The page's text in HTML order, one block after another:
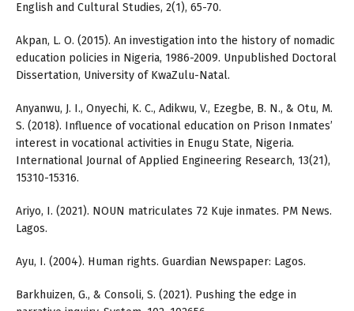
English and Cultural Studies, 2(1), 65-70.
Akpan, L. O. (2015). An investigation into the history of nomadic
education policies in Nigeria, 1986-2009. Unpublished Doctoral
Dissertation, University of KwaZulu-Natal.
Anyanwu, J. I., Onyechi, K. C., Adikwu, V., Ezegbe, B. N., & Otu, M.
S. (2018). Influence of vocational education on Prison Inmates’
interest in vocational activities in Enugu State, Nigeria.
International Journal of Applied Engineering Research, 13(21),
15310-15316.
Ariyo, I. (2021). NOUN matriculates 72 Kuje inmates. PM News.
Lagos.
Ayu, I. (2004). Human rights. Guardian Newspaper: Lagos.
Barkhuizen, G., & Consoli, S. (2021). Pushing the edge in